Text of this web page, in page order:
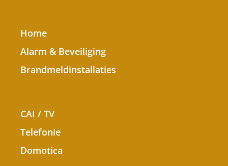
Home
Alarm & Beveiliging
Brandmeldinstallaties
CAI / TV
Telefonie
Domotica